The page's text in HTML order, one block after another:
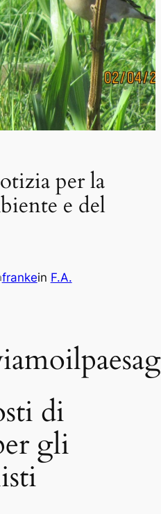
per la
e del
frankein F.A.
di
gli